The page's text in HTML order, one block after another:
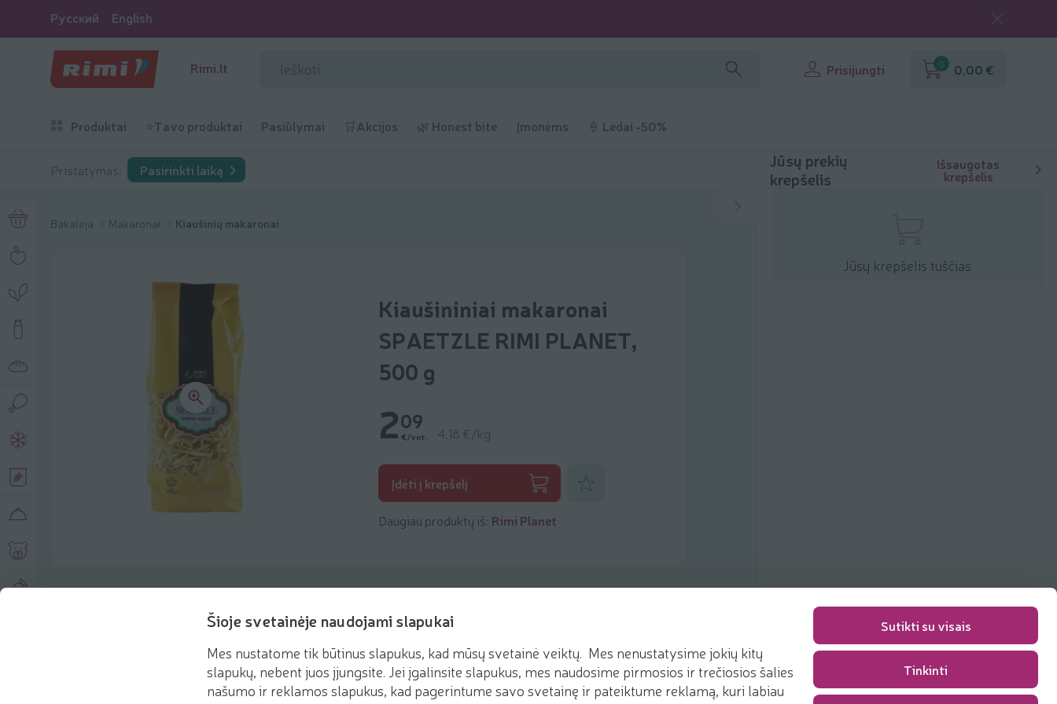
Šioje svetainėje naudojami slapukai
Mes nustatome tik būtinus slapukus, kad mūsų svetainė veiktų. Mes nenustatysime jokių kitų
slapukų, nebent juos įjungsite. Jei įgalinsite slapukus, mes naudosime pirmosios ir trečiosios šalies
našumo ir reklamos slapukus, kad pagerintume savo svetainę ir pateiktume reklamą, kuri labiau
Sutikti su visais
Tinkinti
Русский English
Rimi.lt Prisijungti 0 0,00 €
Produktai ⭐Tavo produktai Pasiūlymai 🛒Akcijos 🌿 Honest bite Įmonėms 🍦 Ledai -50%
Pristatymas: Pasirinkti laiką
Bakalėja Makaronai Kiaušinių makaronai
Kiaušininiai makaronai
SPAETZLE RIMI PLANET,
500 g
209
€/vnt. 4,18 €/kg
Įdėti į krepšelį
Daugiau produktų iš: Rimi Planet
Produkto aprašymas
Rekomenduojame Receptai
Jūsų prekių
krepšelis
Išsaugotas
krepšelis
Jūsų krepšelis tuščias
Pakavimo mokestis 0,00 €